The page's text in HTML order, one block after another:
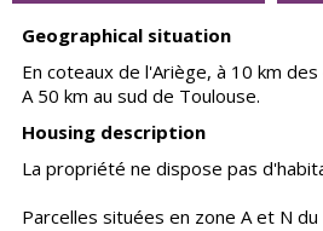
Geographical situation
En coteaux de l'Ariège, à 10 km
A 50 km au sud de Toulouse.
Housing description
La propriété ne dispose pas
Parcelles situées en zone A et N du